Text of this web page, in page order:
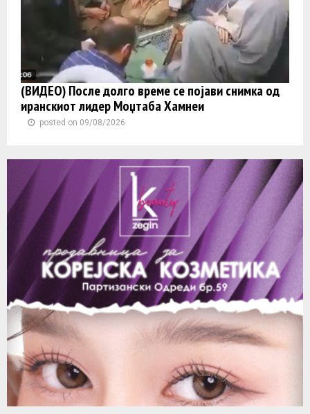
(ВИДЕО) После долго време се појави снимка од
иранскиот лидер Моџтаба Хамнеи
posted on 09/08/2026